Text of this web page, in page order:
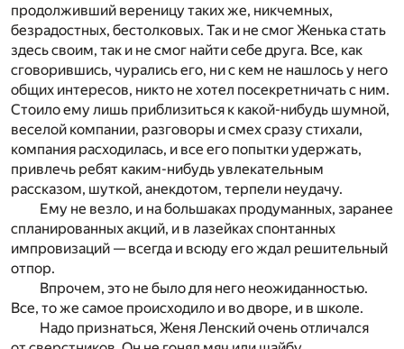
продолживший вереницу таких же, никчемных,
безрадостных, бестолковых. Так и не смог Женька стать
здесь своим, так и не смог найти себе друга. Все, как
сговорившись, чурались его, ни с кем не нашлось у него
общих интересов, никто не хотел посекретничать с ним.
Стоило ему лишь приблизиться к какой-нибудь шумной,
веселой компании, разговоры и смех сразу стихали,
компания расходилась, и все его попытки удержать,
привлечь ребят каким-нибудь увлекательным
рассказом, шуткой, анекдотом, терпели неудачу.
Ему не везло, и на большаках продуманных, заранее
спланированных акций, и в лазейках спонтанных
импровизаций — всегда и всюду его ждал решительный
отпор.
Впрочем, это не было для него неожиданностью.
Все, то же самое происходило и во дворе, и в школе.
Надо признаться, Женя Ленский очень отличался